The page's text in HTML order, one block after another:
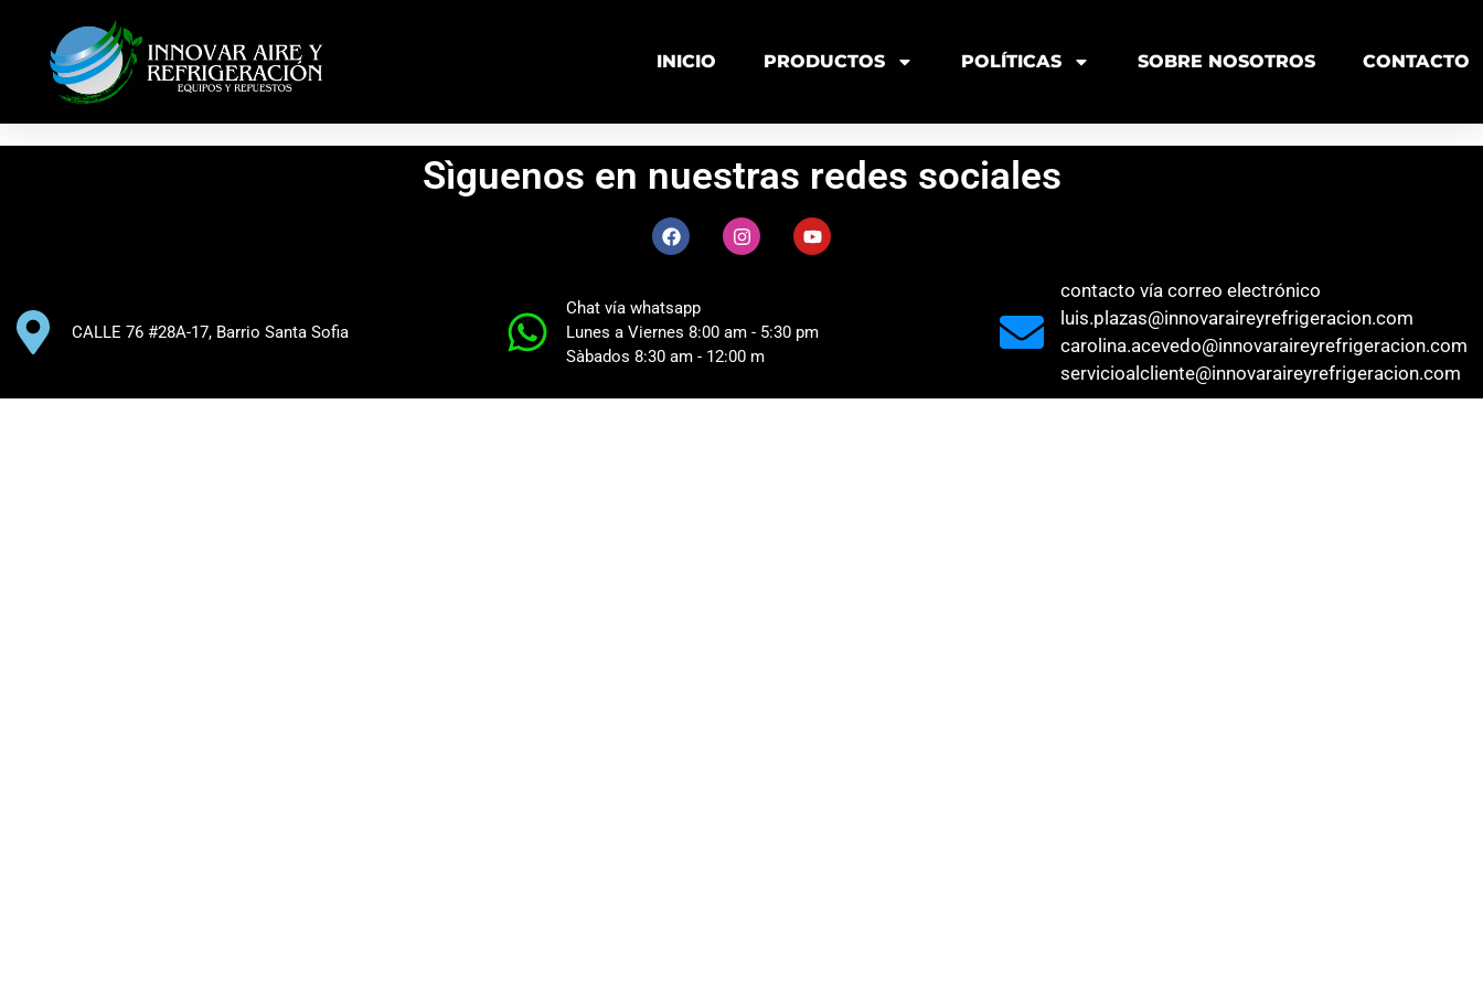
INICIO PRODUCTOS POLÍTICAS SOBRE NOSOTROS CONTACTO
Sìguenos en nuestras redes sociales
CALLE 76 #28A-17, Barrio Santa Sofia​
Chat vía whatsapp
Lunes a Viernes 8:00 am - 5:30 pm
Sàbados 8:30 am - 12:00 m
contacto vía correo electrónico
luis.plazas@innovaraireyrefrigeracion.com
carolina.acevedo@innovaraireyrefrigeracion.com
servicioalcliente@innovaraireyrefrigeracion.com